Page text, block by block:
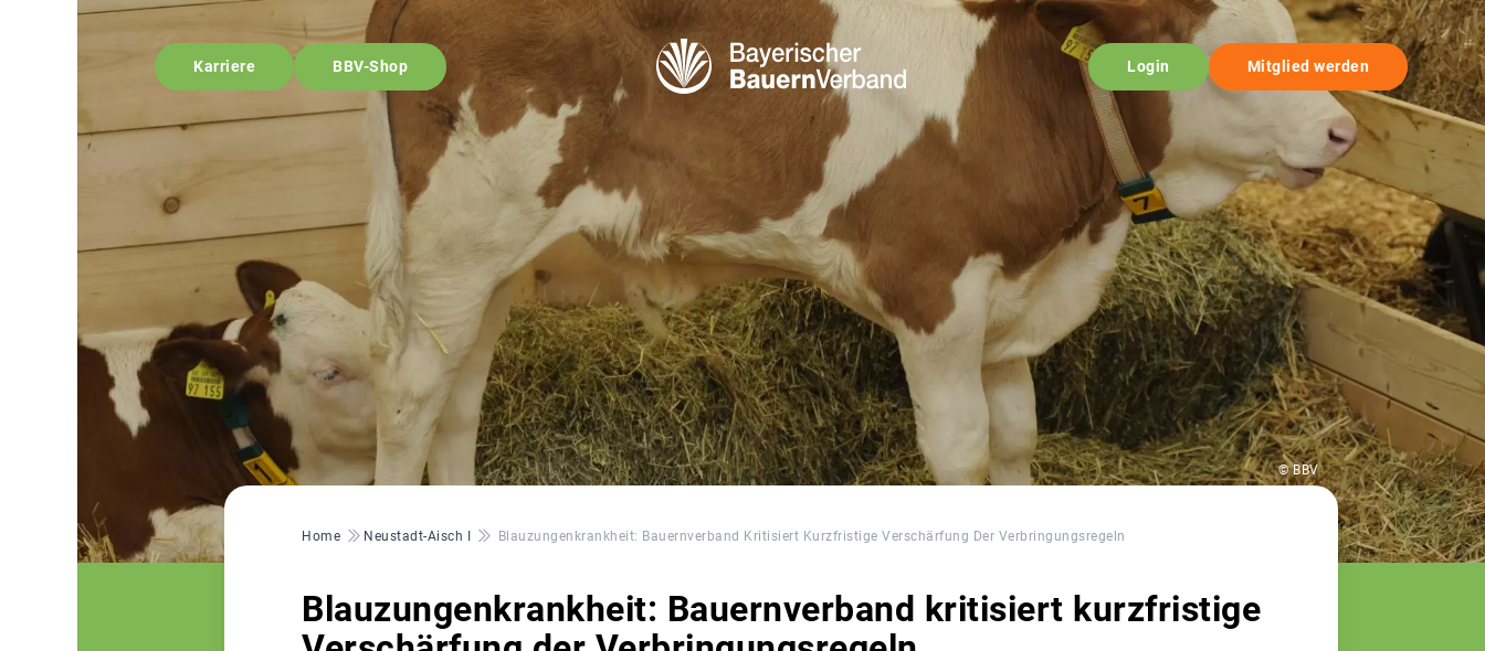
Karriere BBV-Shop Login Mitglied werden
© BBV
Pfadnavigation
Home Neustadt-Aisch I Blauzungenkrankheit: Bauernverband Kritisiert Kurzfristige Verschärfung Der Verbringungsregeln
Blauzungenkrankheit: Bauernverband kritisiert kurzfristige